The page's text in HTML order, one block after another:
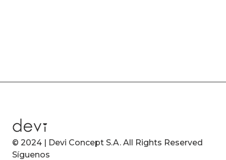
© 2024 | Devi Concept S.A. All Rights Reserved
Síguenos